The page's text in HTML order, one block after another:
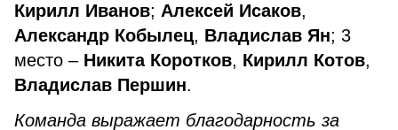
Кирилл Иванов; Алексей Исаков,
Александр Кобылец, Владислав Ян; 3
место – Никита Коротков, Кирилл Котов,
Владислав Першин.
Команда выражает благодарность за